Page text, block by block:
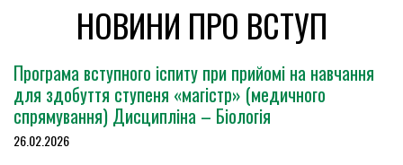
НОВИНИ ПРО ВСТУП
Програма вступного іспиту при прийомі на навчання
для здобуття ступеня «магістр» (медичного
спрямування) Дисципліна – Біологія
26.02.2026